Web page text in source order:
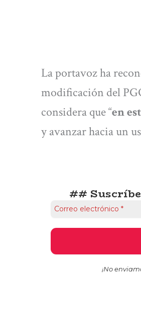
La portavoz ha
modificación del
considera que “en
y avanzar hacia un
##
¡No